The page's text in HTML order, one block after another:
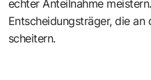
echter Anteilnahme
Entscheidungsträger, die
scheitern.